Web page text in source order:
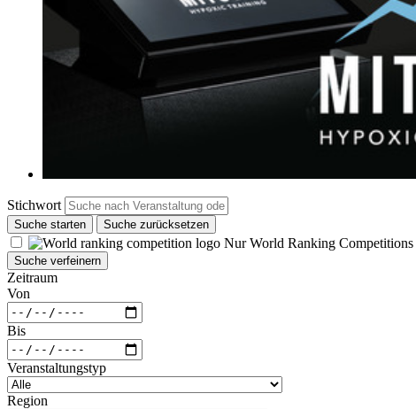
Stichwort
Suche starten Suche zurücksetzen
Nur World Ranking Competitions
Suche verfeinern
Zeitraum
Von
Bis
Veranstaltungstyp
Region